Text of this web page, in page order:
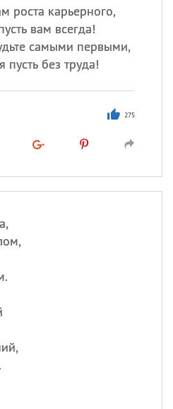
роста карьерного,
вам всегда!
самыми первыми,
без труда!
275
ИМЕНА
Сегодня празднуют именины
Александр ,
Посмотреть значение